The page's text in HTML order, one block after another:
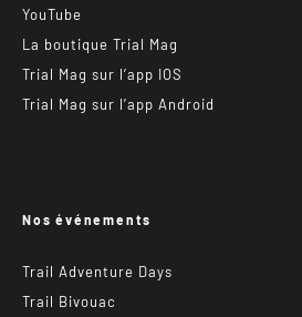
YouTube
La boutique Trial Mag
Trial Mag sur l’app IOS
Trial Mag sur l’app Android
Nos événements
Trail Adventure Days
Trail Bivouac